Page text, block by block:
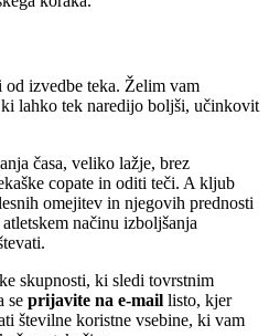
izvedbe teka. Želim vam
lahko tek naredijo boljši, učinkovit
časa, veliko lažje, brez
copate in oditi teči. A kljub
omejitev in njegovih prednosti
načinu izboljšanja
skupnosti, ki sledi tovrstnim
se prijavite na e-mail listo, kjer
številne koristne vsebine, ki vam